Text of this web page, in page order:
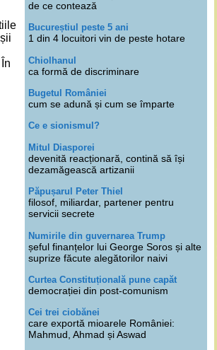
de ce contează
Bucureștiul peste 5 ani
1 din 4 locuitori vin de peste hotare
Chiolhanul
ca formă de discriminare
Bugetul României
cum se adună și cum se împarte
Ce e sionismul?
Mitul Diasporei
devenită reacționară, contină să își
dezamăgească artizanii
Păpușarul Peter Thiel
filosof, miliardar, partener pentru
servicii secrete
Numirile din guvernarea Trump
șeful finanțelor lui George Soros și alte
suprize făcute alegătorilor naivi
Curtea Constituțională pune capăt
democrației din post-comunism
Cei trei ciobănei
care exportă mioarele României:
Mahmud, Ahmad și Aswad